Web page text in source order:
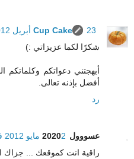
Cup Cake
23 أبريل 2012 في 11:03 م
شكرًا لكما عزيزاتي :)
أبهجتني دعواتكم وكلماتكم
أفضل بإذنه تعالى.
رد
عسووول2020 2 مايو 2012 في 8:25 ص
راقية انت كموقعك ... جزاك